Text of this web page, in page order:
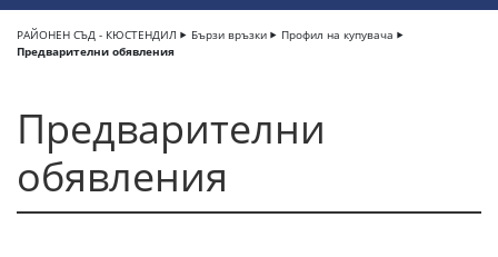
РАЙОНЕН СЪД - КЮСТЕНДИЛ Бързи връзки
Профил на купувача
Предварителни обявления
Предварителни
обявления